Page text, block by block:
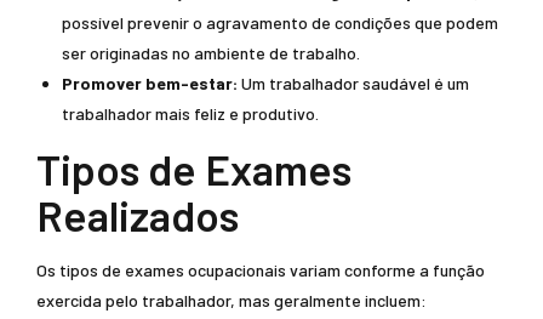
possível prevenir o agravamento de condições que podem
ser originadas no ambiente de trabalho.
Promover bem-estar: Um trabalhador saudável é um
trabalhador mais feliz e produtivo.
Tipos de Exames
Realizados
Os tipos de exames ocupacionais variam conforme a função
exercida pelo trabalhador, mas geralmente incluem: